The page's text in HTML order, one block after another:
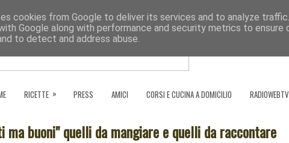
Se l'uomo è ciò
RICETTE » PRESS AMICI CORSI E CUCINA A DOMICILIO RADIOWEBTV
ma buoni" quelli da mangiare e quelli da raccontare
cookies from Google to deliver its services and to analyze
Google along with performance and security metrics to ensure
to detect and address abuse.